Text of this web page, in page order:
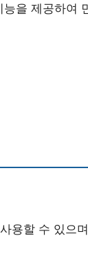
을 제공하여
용할 수 있으